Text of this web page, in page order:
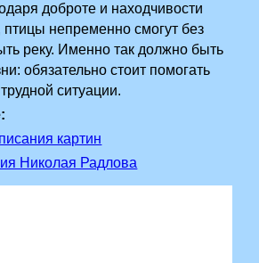
доброте и находчивости
птицы непременно смогут без
реку. Именно так должно быть
обязательно стоит помогать
ситуации.
картин
Николая Радлова